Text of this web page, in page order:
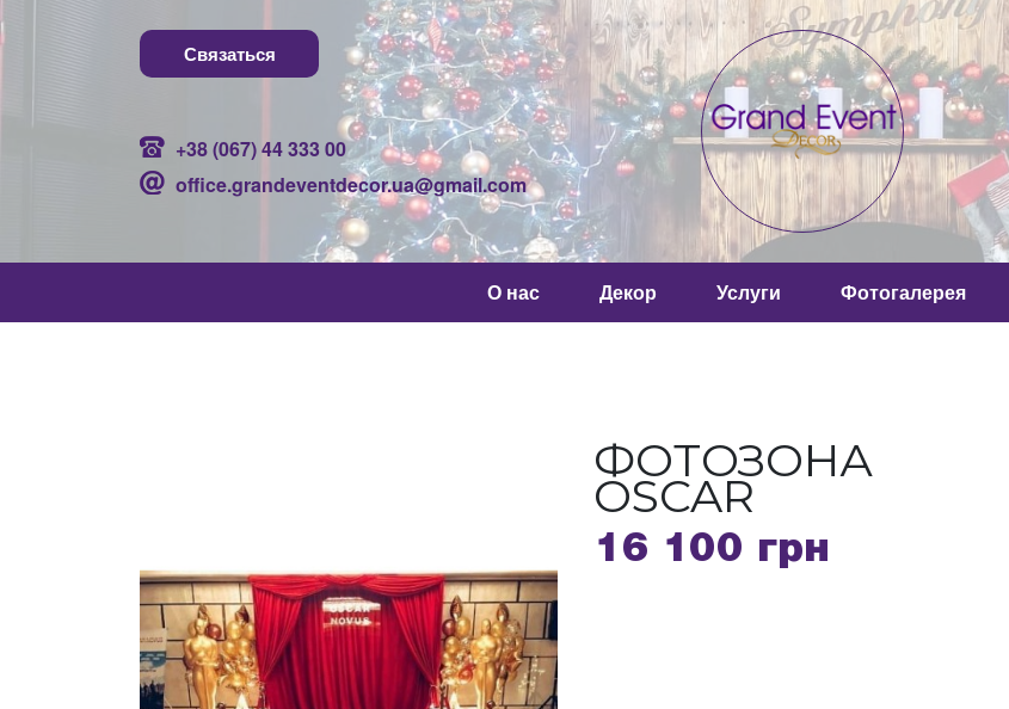
Связаться
+38 (067) 44 333 00
office.grandeventdecor.ua@gmail.com
О нас Декор Услуги Фотогалерея
ФОТОЗОНА
OSCAR
16 100 грн